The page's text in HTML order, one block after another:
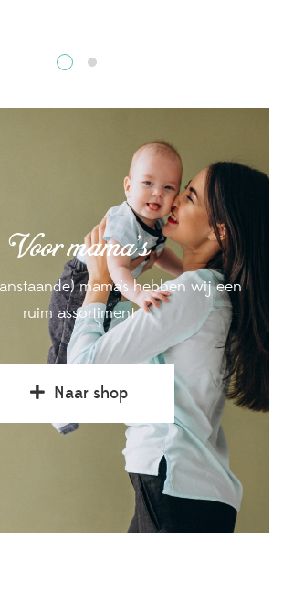
Voor mama's
mama's hebben wij een
ruim assortiment
Naar shop